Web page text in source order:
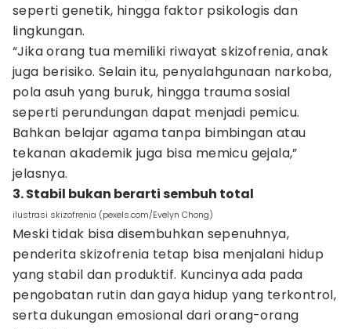
seperti genetik, hingga faktor psikologis dan
lingkungan.
“Jika orang tua memiliki riwayat skizofrenia, anak
juga berisiko. Selain itu, penyalahgunaan narkoba,
pola asuh yang buruk, hingga trauma sosial
seperti perundungan dapat menjadi pemicu.
Bahkan belajar agama tanpa bimbingan atau
tekanan akademik juga bisa memicu gejala,”
jelasnya.
3. Stabil bukan berarti sembuh total
ilustrasi skizofrenia (pexels.com/Evelyn Chong)
Meski tidak bisa disembuhkan sepenuhnya,
penderita skizofrenia tetap bisa menjalani hidup
yang stabil dan produktif. Kuncinya ada pada
pengobatan rutin dan gaya hidup yang terkontrol,
serta dukungan emosional dari orang-orang